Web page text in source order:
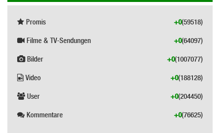
Promis (59518)
+0
Filme & TV-Sendungen (64097)
+0
Bilder (1007077)
+0
Video (188128)
+0
User (204450)
+0
Kommentare (76625)
+0